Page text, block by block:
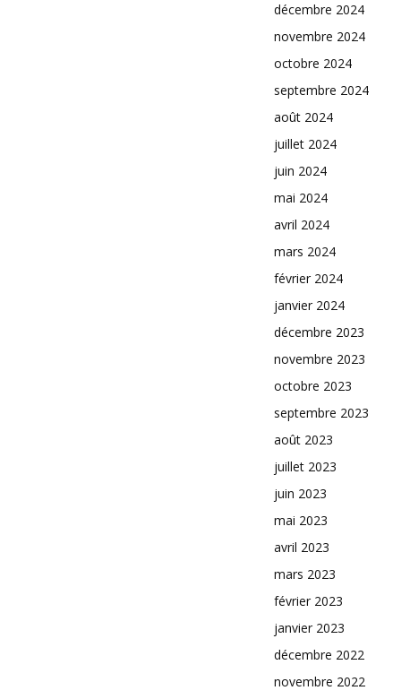
décembre 2024
novembre 2024
octobre 2024
septembre 2024
août 2024
juillet 2024
juin 2024
mai 2024
avril 2024
mars 2024
février 2024
janvier 2024
décembre 2023
novembre 2023
octobre 2023
septembre 2023
août 2023
juillet 2023
juin 2023
mai 2023
avril 2023
mars 2023
février 2023
janvier 2023
décembre 2022
novembre 2022